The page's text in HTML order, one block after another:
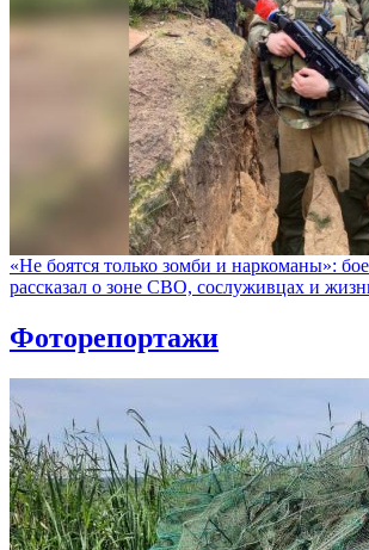
«Не боятся только зомби и наркоманы»:
рассказал о зоне СВО, сослуживцах и
Фоторепортажи